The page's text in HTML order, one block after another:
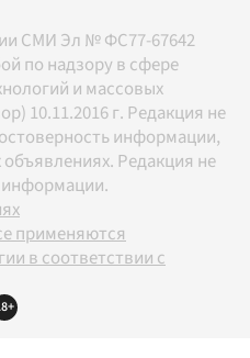
СМИ Эл № ФС77-67642
по надзору в сфере
и массовых
10.11.2016 г. Редакция не
информации,
Редакция не
информации.
применяются
в соответствии с